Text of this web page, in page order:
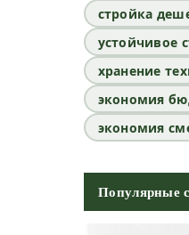
стройка
устойчивое
хранение
экономия
экономия
Популярные